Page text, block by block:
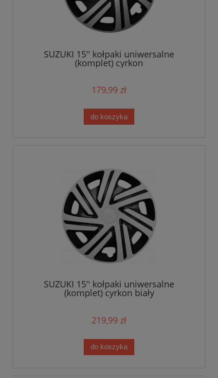
SUZUKI 15'' kołpaki uniwersalne
(komplet) cyrkon
179,99 zł
do koszyka
SUZUKI 15'' kołpaki uniwersalne
(komplet) cyrkon biały
219,99 zł
do koszyka